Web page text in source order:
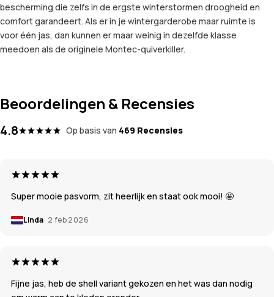
bescherming die zelfs in de ergste winterstormen droogheid en
comfort garandeert. Als er in je wintergarderobe maar ruimte is
voor één jas, dan kunnen er maar weinig in dezelfde klasse
meedoen als de originele Montec-quiverkiller.
Beoordelingen & Recensies
4.8 Op basis van 469 Recensies
Super mooie pasvorm, zit heerlijk en staat ook mooi! 🤩
Linda 2 feb 2026
Fijne jas, heb de shell variant gekozen en het was dan nodig